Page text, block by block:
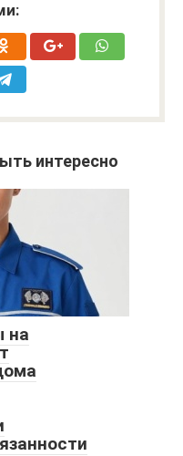
интересно
на